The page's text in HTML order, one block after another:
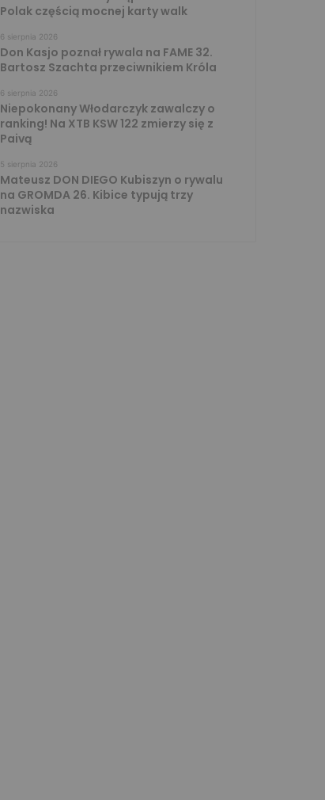
Polak częścią mocnej karty walk
6 sierpnia 2026
Don Kasjo poznał rywala na FAME 32.
Bartosz Szachta przeciwnikiem Króla
6 sierpnia 2026
Niepokonany Włodarczyk zawalczy o
ranking! Na XTB KSW 122 zmierzy się z
Paivą
5 sierpnia 2026
Mateusz DON DIEGO Kubiszyn o rywalu
na GROMDA 26. Kibice typują trzy
nazwiska